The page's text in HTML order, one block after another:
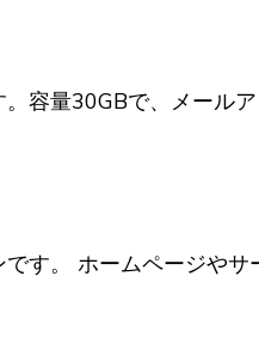
容量30GBで、メール
す。 ホームページやサ